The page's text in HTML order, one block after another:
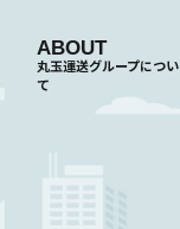
ABOUT
丸玉運送グループについ
て